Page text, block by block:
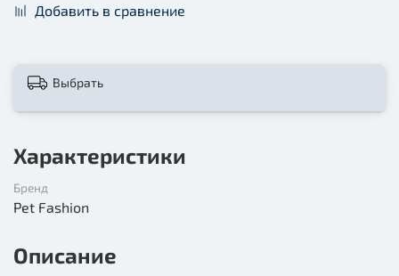
Добавить в сравнение
Выбрать
Характеристики
Бренд
Pet Fashion
Описание